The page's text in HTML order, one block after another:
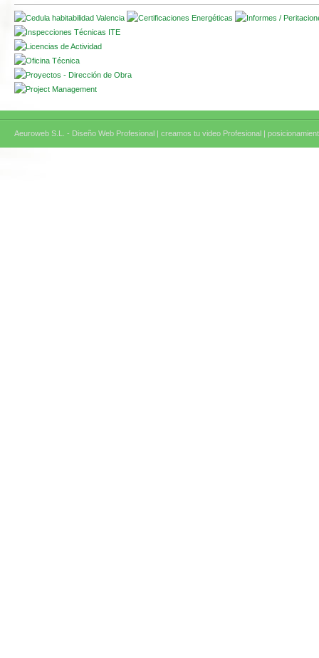
Aeuroweb S.L. - Diseño Web Profesional | creamos tu video Profesional |